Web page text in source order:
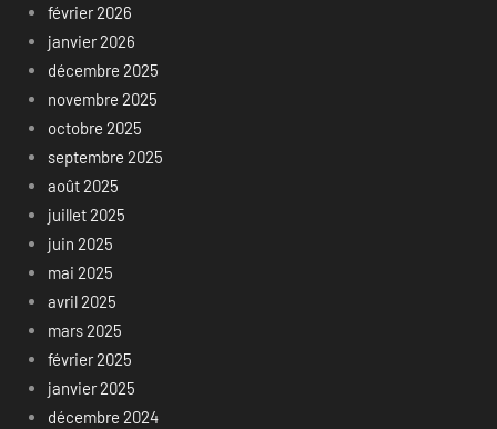
février 2026
janvier 2026
décembre 2025
novembre 2025
octobre 2025
septembre 2025
août 2025
juillet 2025
juin 2025
mai 2025
avril 2025
mars 2025
février 2025
janvier 2025
décembre 2024